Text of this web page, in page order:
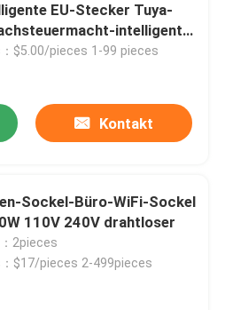
EU-Stecker Tuya-
intelligenter
Sockel
$5.00/pieces 1-99 pieces
Kontakt
Sockel-Büro-WiFi-Sockel
110V 240V drahtloser
2pieces
：$17/pieces 2-499pieces